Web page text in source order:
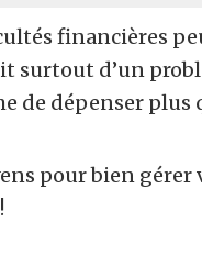
financières
surtout d’un
de dépenser plus
pour bien